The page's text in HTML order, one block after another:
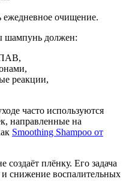
ежедневное очищение.
шампунь должен:
ПАВ,
реакции,
часто используются
направленные на
Smoothing Shampoo от
плёнку. Его задача
снижение воспалительных